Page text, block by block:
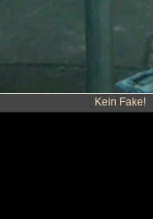
Kein Fake!